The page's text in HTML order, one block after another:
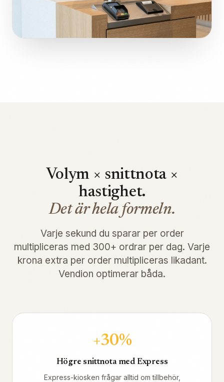
Volym × snittnota ×
hastighet.
Det är hela formeln.
Varje sekund du sparar per order
multipliceras med 300+ ordrar per dag. Varje
krona extra per order multipliceras likadant.
Vendion optimerar båda.
+30%
Högre snittnota med Express
Express-kiosken frågar alltid om tillbehör,